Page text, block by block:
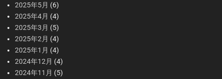
2025年5月 (6)
2025年4月 (4)
2025年3月 (5)
2025年2月 (4)
2025年1月 (4)
2024年12月 (4)
2024年11月 (5)